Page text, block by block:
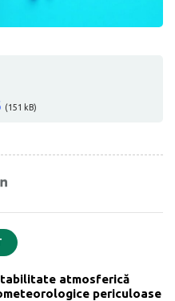
(151 kB)
atmosferică
periculoase